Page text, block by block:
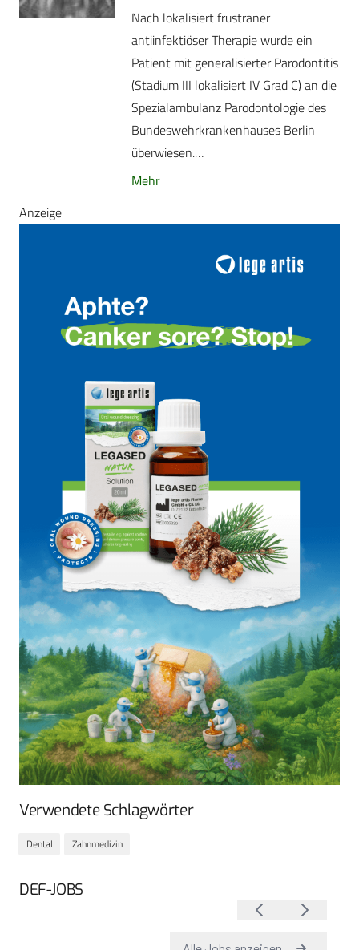
Nach lokalisiert frustraner
antiinfektiöser Therapie wurde ein
Patient mit generalisierter Parodontitis
(Stadium III lokalisiert IV Grad C) an die
Spezialambulanz Parodontologie des
Bundeswehrkrankenhauses Berlin
überwiesen.…
Mehr
Anzeige
Verwendete Schlagwörter
Dental Zahnmedizin
DEF-JOBS